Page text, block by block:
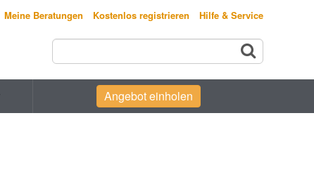
Meine Beratungen Kostenlos registrieren Hilfe & Service
Angebot einholen